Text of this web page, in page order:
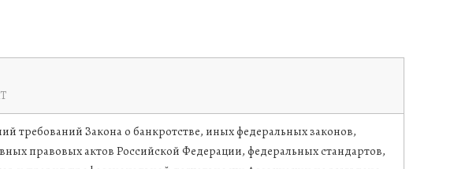
требований Закона о банкротстве, иных федеральных законов,
правовых актов Российской Федерации, федеральных стандартов,